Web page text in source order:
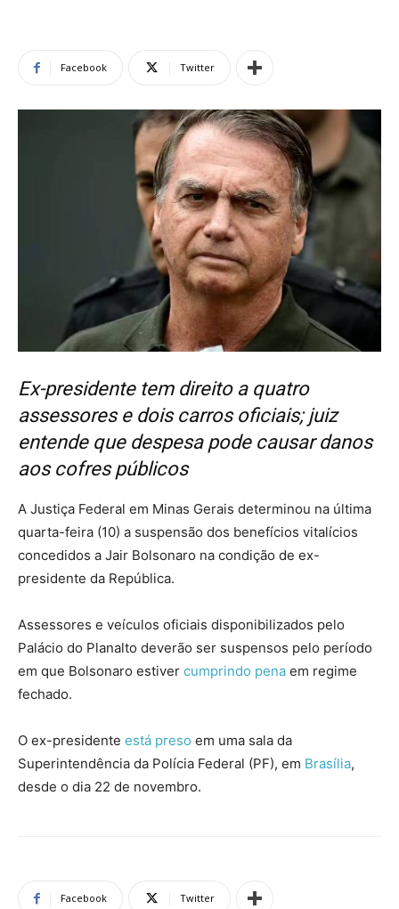
Facebook Twitter
Ex-presidente tem direito a quatro
assessores e dois carros oficiais; juiz
entende que despesa pode causar danos
aos cofres públicos
A Justiça Federal em Minas Gerais determinou na última
quarta-feira (10) a suspensão dos benefícios vitalícios
concedidos a Jair Bolsonaro na condição de ex-
presidente da República.
Assessores e veículos oficiais disponibilizados pelo
Palácio do Planalto deverão ser suspensos pelo período
em que Bolsonaro estiver cumprindo pena em regime
fechado.
O ex-presidente está preso em uma sala da
Superintendência da Polícia Federal (PF), em Brasília,
desde o dia 22 de novembro.
Facebook Twitter